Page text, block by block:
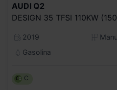
AUDI Q2
DESIGN 35 TFSI 110KW
2019
Gasolina
C